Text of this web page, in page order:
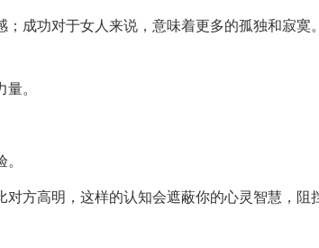
成功对于女人来说，意味着更多的孤独和寂寞
。
方高明，这样的认知会遮蔽你的心灵智慧，阻